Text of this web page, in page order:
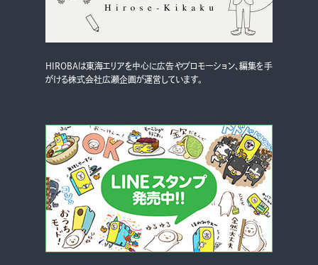
HIROBAは東海エリアを中心に広告やプロモーション、編集を手
がける株式会社広瀬企画が運営しています。